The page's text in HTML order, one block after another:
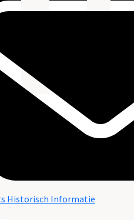
Historisch Informatie